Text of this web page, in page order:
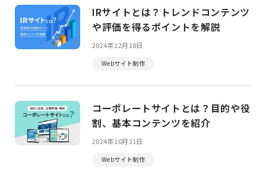
IRサイトとは？トレンドコンテンツ
や評価を得るポイントを解説
2024年12月18日
Webサイト制作
コーポレートサイトとは？目的や役
割、基本コンテンツを紹介
2024年10月31日
Webサイト制作